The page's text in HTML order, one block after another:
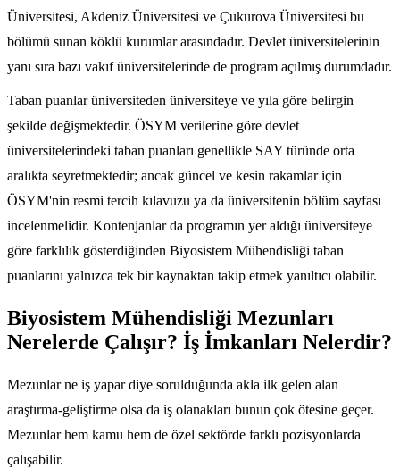
Üniversitesi, Akdeniz Üniversitesi ve Çukurova Üniversitesi bu
bölümü sunan köklü kurumlar arasındadır. Devlet üniversitelerinin
yanı sıra bazı vakıf üniversitelerinde de program açılmış durumdadır.
Taban puanlar üniversiteden üniversiteye ve yıla göre belirgin
şekilde değişmektedir. ÖSYM verilerine göre devlet
üniversitelerindeki taban puanları genellikle SAY türünde orta
aralıkta seyretmektedir; ancak güncel ve kesin rakamlar için
ÖSYM'nin resmi tercih kılavuzu ya da üniversitenin bölüm sayfası
incelenmelidir. Kontenjanlar da programın yer aldığı üniversiteye
göre farklılık gösterdiğinden Biyosistem Mühendisliği taban
puanlarını yalnızca tek bir kaynaktan takip etmek yanıltıcı olabilir.
Biyosistem Mühendisliği Mezunları
Nerelerde Çalışır? İş İmkanları Nelerdir?
Mezunlar ne iş yapar diye sorulduğunda akla ilk gelen alan
araştırma-geliştirme olsa da iş olanakları bunun çok ötesine geçer.
Mezunlar hem kamu hem de özel sektörde farklı pozisyonlarda
çalışabilir.